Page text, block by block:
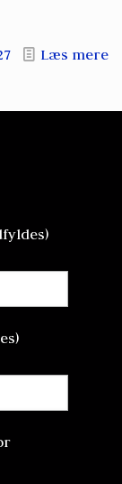
Læs mere